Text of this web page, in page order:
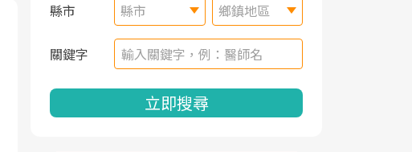
縣市 縣市 鄉鎮地區
關鍵字
立即搜尋